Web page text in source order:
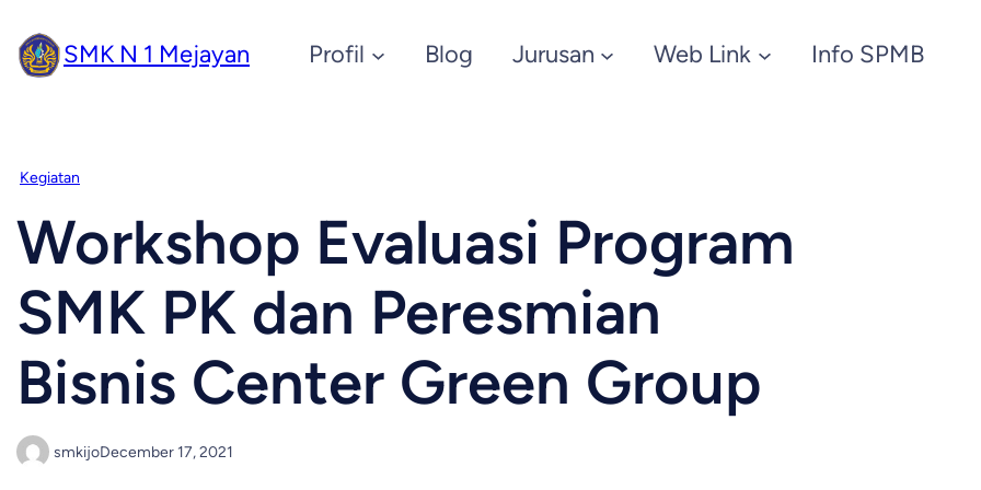
SMK N 1 Mejayan Profil Blog Jurusan Web Link Info SPMB
Kegiatan
Workshop Evaluasi Program
SMK PK dan Peresmian
Bisnis Center Green Group
smkijoDecember 17, 2021